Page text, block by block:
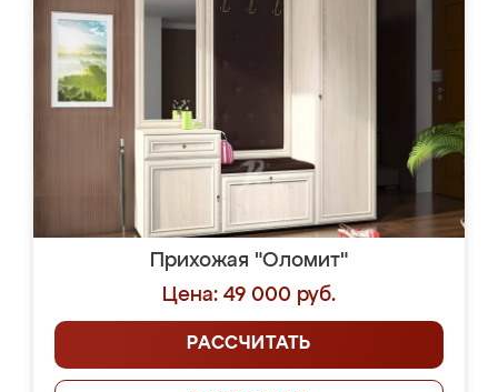
Прихожая "Оломит"
Цена: 49 000 руб.
РАССЧИТАТЬ